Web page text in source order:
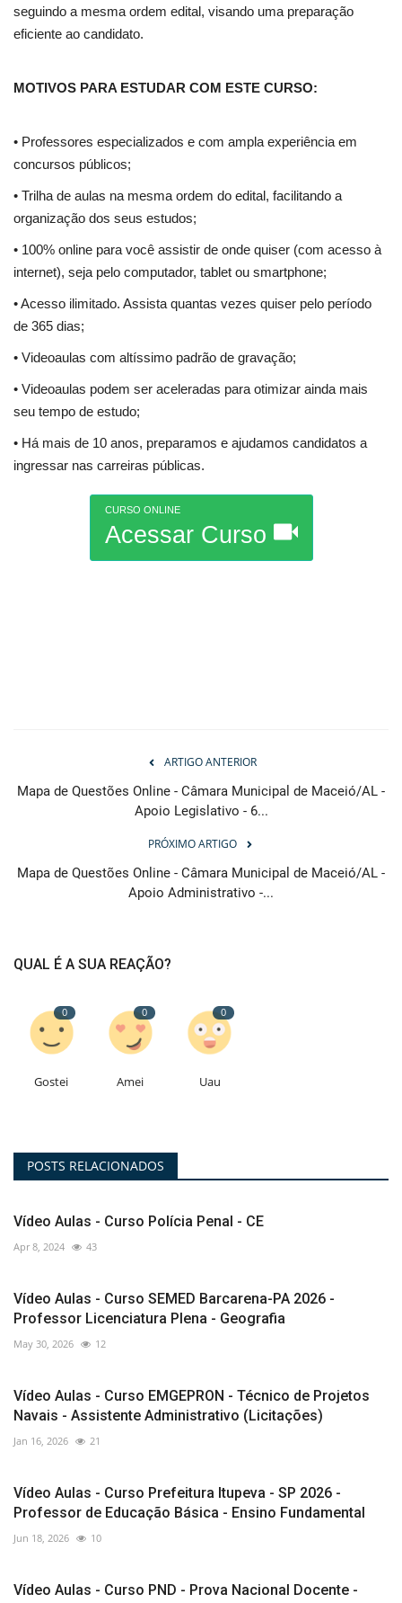
seguindo a mesma ordem edital, visando uma preparação
eficiente ao candidato.
MOTIVOS PARA ESTUDAR COM ESTE CURSO:
• Professores especializados e com ampla experiência em
concursos públicos;
• Trilha de aulas na mesma ordem do edital, facilitando a
organização dos seus estudos;
• 100% online para você assistir de onde quiser (com acesso à
internet), seja pelo computador, tablet ou smartphone;
• Acesso ilimitado. Assista quantas vezes quiser pelo período
de 365 dias;
• Videoaulas com altíssimo padrão de gravação;
• Videoaulas podem ser aceleradas para otimizar ainda mais
seu tempo de estudo;
• Há mais de 10 anos, preparamos e ajudamos candidatos a
ingressar nas carreiras públicas.
CURSO ONLINE
Acessar Curso
ARTIGO ANTERIOR
Mapa de Questões Online - Câmara Municipal de Maceió/AL -
Apoio Legislativo - 6...
PRÓXIMO ARTIGO
Mapa de Questões Online - Câmara Municipal de Maceió/AL -
Apoio Administrativo -...
QUAL É A SUA REAÇÃO?
0
Gostei
0
Amei
0
Uau
POSTS RELACIONADOS
Vídeo Aulas - Curso Polícia Penal - CE
Apr 8, 2024 43
Vídeo Aulas - Curso SEMED Barcarena-PA 2026 -
Professor Licenciatura Plena - Geografia
May 30, 2026 12
Vídeo Aulas - Curso EMGEPRON - Técnico de Projetos
Navais - Assistente Administrativo (Licitações)
Jan 16, 2026 21
Vídeo Aulas - Curso Prefeitura Itupeva - SP 2026 -
Professor de Educação Básica - Ensino Fundamental
Jun 18, 2026 10
Vídeo Aulas - Curso PND - Prova Nacional Docente -